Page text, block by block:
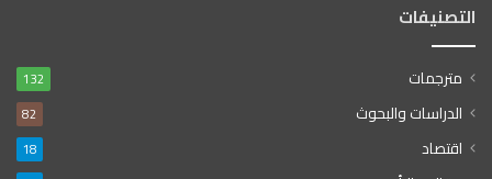
التصنيفات
مترجمات 132
الدراسات والبحوث 82
اقتصاد 18